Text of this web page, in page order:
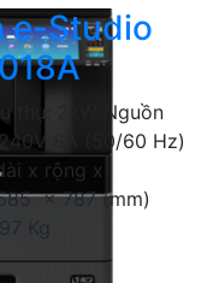
e-Studio
thụ: 2kW Nguồn
8A (50/60 Hz)
x rộng x
x 787 (mm)
Kg